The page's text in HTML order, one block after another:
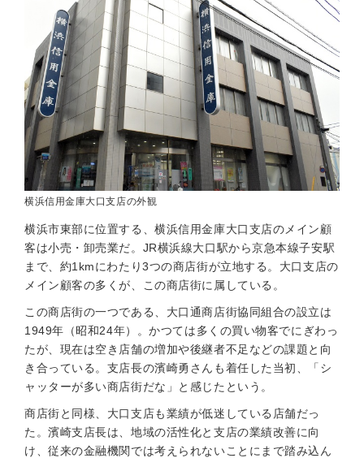
横浜信用金庫大口支店の外観
横浜市東部に位置する、横浜信用金庫大口支店のメイン顧
客は小売・卸売業だ。JR横浜線大口駅から京急本線子安駅
まで、約1kmにわたり3つの商店街が立地する。大口支店の
メイン顧客の多くが、この商店街に属している。
この商店街の一つである、大口通商店街協同組合の設立は
1949年（昭和24年）。かつては多くの買い物客でにぎわっ
たが、現在は空き店舗の増加や後継者不足などの課題と向
き合っている。支店長の濱崎勇さんも着任した当初、「シ
ャッターが多い商店街だな」と感じたという。
商店街と同様、大口支店も業績が低迷している店舗だっ
た。濱崎支店長は、地域の活性化と支店の業績改善に向
け、従来の金融機関では考えられないことにまで踏み込ん